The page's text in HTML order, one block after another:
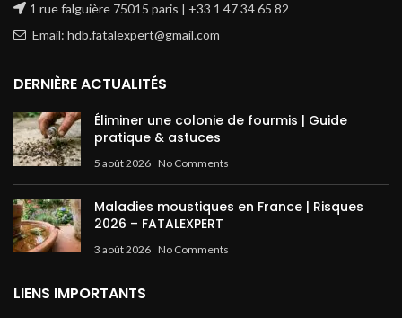
1 rue falguière 75015 paris | +33 1 47 34 65 82
Email: hdb.fatalexpert@gmail.com
DERNIÈRE ACTUALITÉS
Éliminer une colonie de fourmis | Guide
pratique & astuces
5 août 2026 No Comments
Maladies moustiques en France | Risques
2026 – FATALEXPERT
3 août 2026 No Comments
LIENS IMPORTANTS